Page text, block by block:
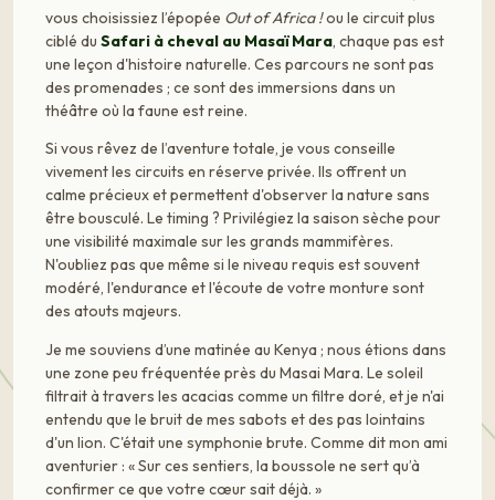
vous choisissiez l’épopée Out of Africa !ou le circuit plus
ciblé du Safari à cheval au Masaï Mara, chaque pas est
une leçon d'histoire naturelle. Ces parcours ne sont pas
des promenades ; ce sont des immersions dans un
théâtre où la faune est reine.
Si vous rêvez de l’aventure totale, je vous conseille
vivement les circuits en réserve privée. Ils offrent un
calme précieux et permettent d'observer la nature sans
être bousculé. Le timing ? Privilégiez la saison sèche pour
une visibilité maximale sur les grands mammifères.
N'oubliez pas que même si le niveau requis est souvent
modéré, l'endurance et l'écoute de votre monture sont
des atouts majeurs.
Je me souviens d’une matinée au Kenya ; nous étions dans
une zone peu fréquentée près du Masai Mara. Le soleil
filtrait à travers les acacias comme un filtre doré, et je n'ai
entendu que le bruit de mes sabots et des pas lointains
d'un lion. C'était une symphonie brute. Comme dit mon ami
aventurier : « Sur ces sentiers, la boussole ne sert qu’à
confirmer ce que votre cœur sait déjà. »